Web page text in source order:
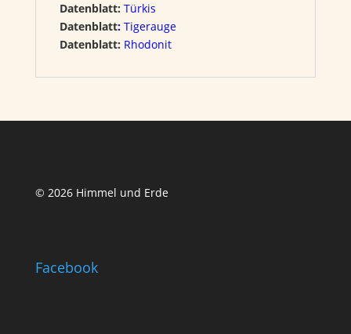
Datenblatt: Türkis
Datenblatt: Tigerauge
Datenblatt: Rhodonit
© 2026 Himmel und Erde
Facebook